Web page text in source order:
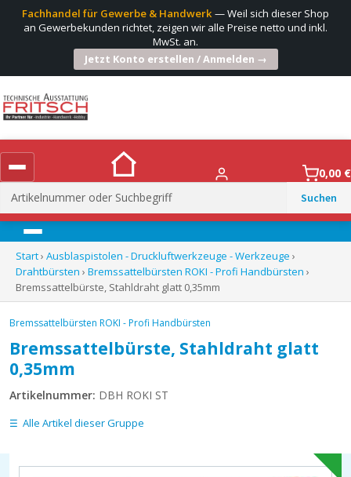
Fachhandel für Gewerbe & Handwerk— Weil sich dieser Shop
an Gewerbekunden richtet, zeigen wir alle Preise netto und inkl.
MwSt. an.
Jetzt Konto erstellen / Anmelden →
Suchen
nach:
0,00 €
Menü
Start› Ausblaspistolen - Druckluftwerkzeuge - Werkzeuge ›
Drahtbürsten › Bremssattelbürsten ROKI - Profi Handbürsten ›
Bremssattelbürste, Stahldraht glatt 0,35mm
Bremssattelbürsten ROKI - Profi Handbürsten
Bremssattelbürste, Stahldraht glatt
0,35mm
Artikelnummer: DBH ROKI ST
Alle Artikel dieser Gruppe